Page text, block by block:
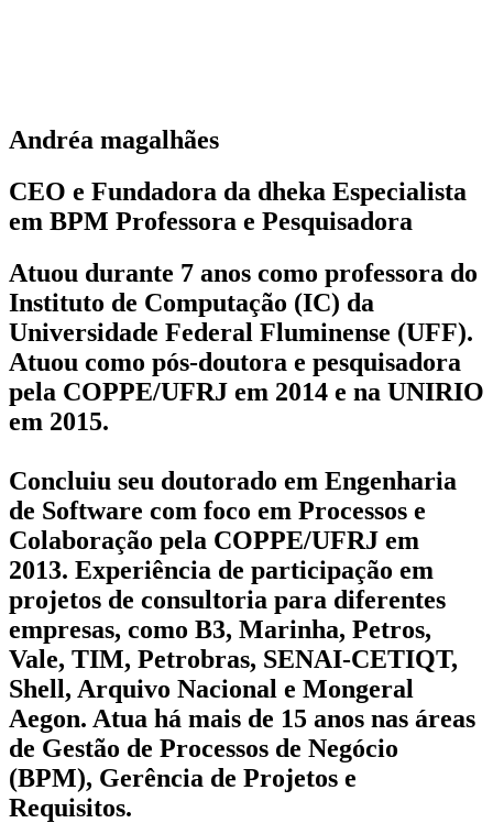
Andréa magalhães
CEO e Fundadora da dheka Especialista
em BPM Professora e Pesquisadora
Atuou durante 7 anos como professora do
Instituto de Computação (IC) da
Universidade Federal Fluminense (UFF).
Atuou como pós-doutora e pesquisadora
pela COPPE/UFRJ em 2014 e na UNIRIO
em 2015.
Concluiu seu doutorado em Engenharia
de Software com foco em Processos e
Colaboração pela COPPE/UFRJ em
2013. Experiência de participação em
projetos de consultoria para diferentes
empresas, como B3, Marinha, Petros,
Vale, TIM, Petrobras, SENAI-CETIQT,
Shell, Arquivo Nacional e Mongeral
Aegon. Atua há mais de 15 anos nas áreas
de Gestão de Processos de Negócio
(BPM), Gerência de Projetos e
Requisitos.